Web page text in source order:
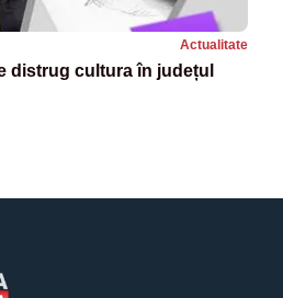
Actualitate
distrug cultura în județul